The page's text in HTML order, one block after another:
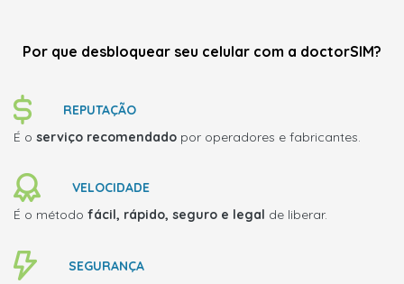
Por que desbloquear seu celular com a doctorSIM?
REPUTAÇÃO
É o serviço recomendado por operadores e fabricantes.
VELOCIDADE
É o método fácil, rápido, seguro e legal de liberar.
SEGURANÇA